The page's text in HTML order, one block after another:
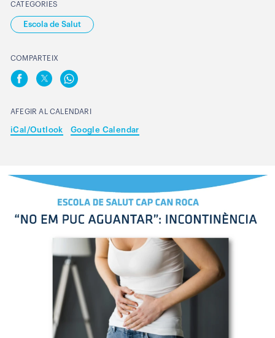
CATEGORIES
Escola de Salut
COMPARTEIX
AFEGIR AL CALENDARI
iCal/Outlook Google Calendar